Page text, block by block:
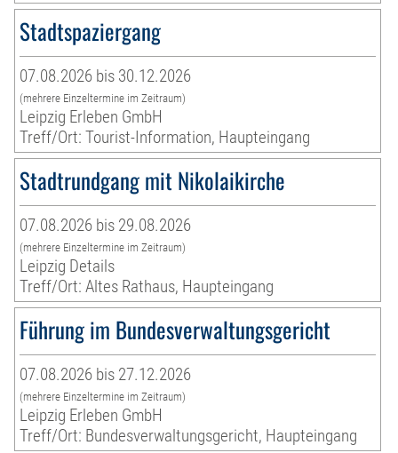
Stadtspaziergang
07.08.2026 bis 30.12.2026
(mehrere Einzeltermine im Zeitraum)
Leipzig Erleben GmbH
Treff/Ort: Tourist-Information, Haupteingang
Stadtrundgang mit Nikolaikirche
07.08.2026 bis 29.08.2026
(mehrere Einzeltermine im Zeitraum)
Leipzig Details
Treff/Ort: Altes Rathaus, Haupteingang
Führung im Bundesverwaltungsgericht
07.08.2026 bis 27.12.2026
(mehrere Einzeltermine im Zeitraum)
Leipzig Erleben GmbH
Treff/Ort: Bundesverwaltungsgericht, Haupteingang